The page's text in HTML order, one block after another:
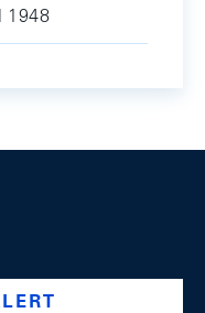
1948
swiss-national-
@swissnationalbank